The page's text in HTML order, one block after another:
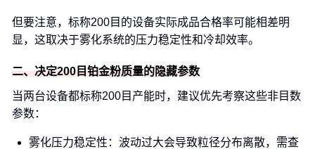
但要注意，标称200目的设备实际成品合格率可能相差明
显，这取决于雾化系统的压力稳定性和冷却效率。
二、决定200目铂金粉质量的隐藏参数
当两台设备都标称200目产能时，建议优先考察这些非目数
参数：
雾化压力稳定性：波动过大会导致粒径分布离散，需查